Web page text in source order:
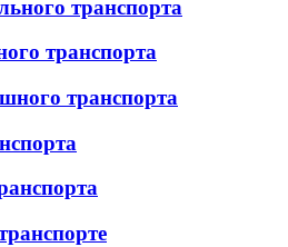
транспорта
транспорта
транспорта